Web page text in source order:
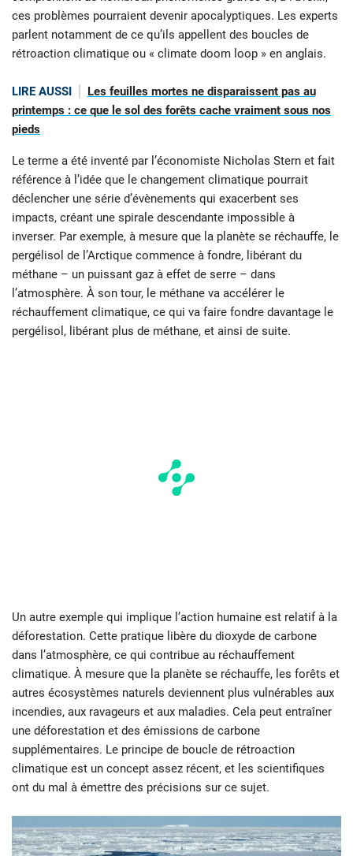
ces problèmes pourraient devenir apocalyptiques. Les experts
parlent notamment de ce qu’ils appellent des boucles de
rétroaction climatique ou « climate doom loop » en anglais.
LIRE AUSSI
Les feuilles mortes ne disparaissent pas au
printemps : ce que le sol des forêts cache vraiment sous nos
pieds
Le terme a été inventé par l’économiste Nicholas Stern et fait
référence à l’idée que le changement climatique pourrait
déclencher une série d’évènements qui exacerbent ses
impacts, créant une spirale descendante impossible à
inverser. Par exemple, à mesure que la planète se réchauffe, le
pergélisol de l’Arctique commence à fondre, libérant du
méthane – un puissant gaz à effet de serre – dans
l’atmosphère. À son tour, le méthane va accélérer le
réchauffement climatique, ce qui va faire fondre davantage le
pergélisol, libérant plus de méthane, et ainsi de suite.
Un autre exemple qui implique l’action humaine est relatif à la
déforestation. Cette pratique libère du dioxyde de carbone
dans l’atmosphère, ce qui contribue au réchauffement
climatique. À mesure que la planète se réchauffe, les forêts et
autres écosystèmes naturels deviennent plus vulnérables aux
incendies, aux ravageurs et aux maladies. Cela peut entraîner
une déforestation et des émissions de carbone
supplémentaires. Le principe de boucle de rétroaction
climatique est un concept assez récent, et les scientifiques
ont du mal à émettre des précisions sur ce sujet.